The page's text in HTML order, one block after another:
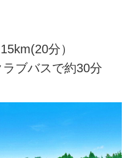
分）
ラブバスで約30分